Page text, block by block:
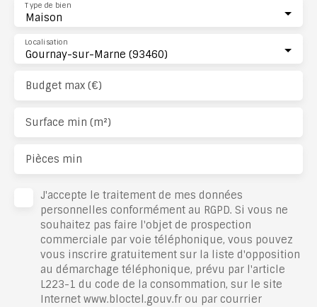
Maison
Type de bien
Gournay-sur-Marne (93460)
Localisation
Budget max (€)
Surface min (m²)
Pièces min
J'accepte le traitement de mes données
personnelles conformément au RGPD. Si vous ne
souhaitez pas faire l'objet de prospection
commerciale par voie téléphonique, vous pouvez
vous inscrire gratuitement sur la liste d'opposition
au démarchage téléphonique, prévu par l'article
L223-1 du code de la consommation, sur le site
Internet www.bloctel.gouv.fr ou par courrier